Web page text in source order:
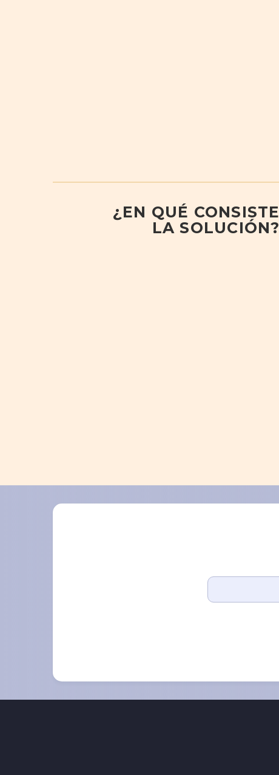
¿EN QUÉ CONSISTE
LA SOLUCIÓN?